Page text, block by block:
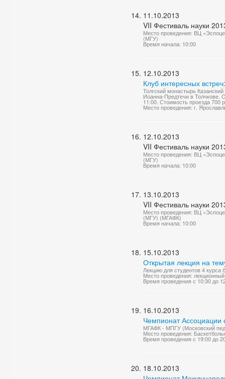
11.10.2013
VII Фестиваль науки
Место проведения: ВЦ
(МГУ)
Время начала: 10:00
12.10.2013
Клуб интересных
Толгский монастырь
Иоанна-Предтечи в Толчкове.
11:00. Стоимость проезда 700
Место проведения: г.
12.10.2013
VII Фестиваль науки
Место проведения: ВЦ
(МГУ)
Время начала: 10:00
13.10.2013
VII Фестиваль науки
Место проведения: ВЦ
(МГУ) (МГАФК)
Время начала: 10:00
15.10.2013
Открытая лекция на
Лекцию для студентов 4
Место проведения:
Время проведения с 10:30 до
16.10.2013
Чемпионат Ассоциации
МГАФК - МПГУ (Московский
Место проведения:
Время проведения с 19:00 до
18.10.2013